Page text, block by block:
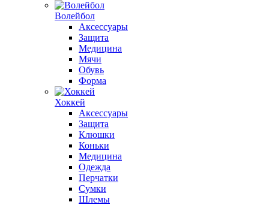
Волейбол
Аксессуары
Защита
Медицина
Мячи
Обувь
Форма
Хоккей
Аксессуары
Защита
Клюшки
Коньки
Медицина
Одежда
Перчатки
Сумки
Шлемы